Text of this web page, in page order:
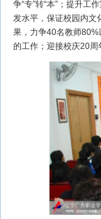
争“专”转“本”；提升工
发水平，保证校园内文
果，力争40名教师
的工作；迎接校庆20周